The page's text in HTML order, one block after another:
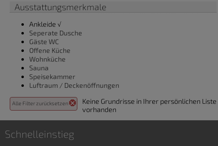
Ausstattungsmerkmale
Ankleide √
Seperate Dusche
Gäste WC
Offene Küche
Wohnküche
Sauna
Speisekammer
Luftraum / Deckenöffnungen
Alle Filter zurücksetzen
Keine Grundrisse in Ihrer persönlichen Liste
vorhanden
Schnelleinstieg